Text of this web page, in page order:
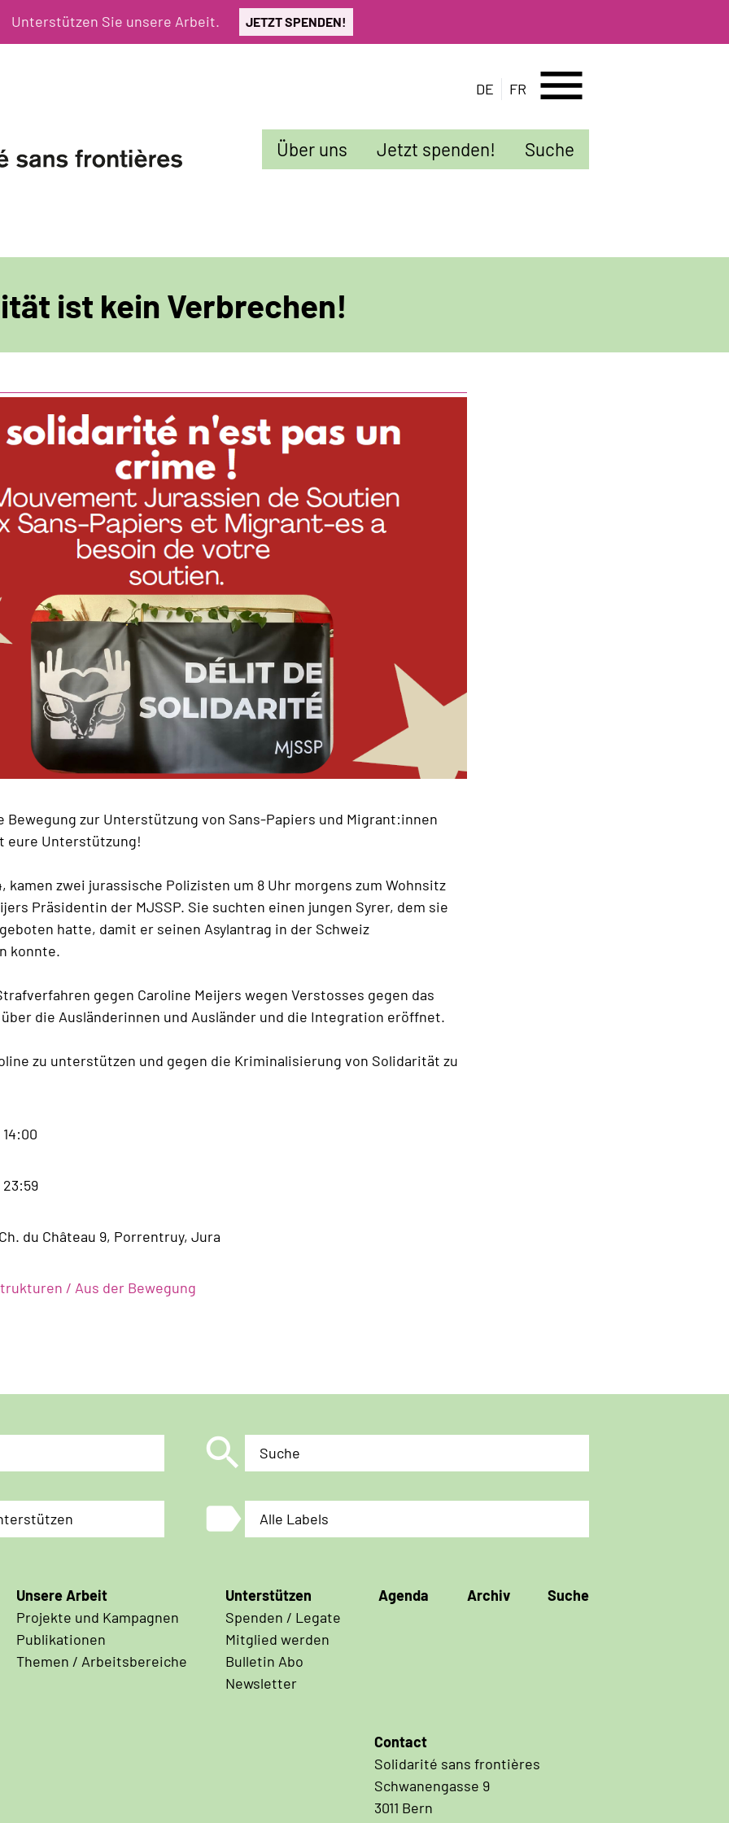
Unterstützen Sie unsere Arbeit. JETZT SPENDEN!
DE FR menu
Sekundarmenü
Über uns Jetzt spenden! Suche
ist kein Verbrechen!
Bewegung zur Unterstützung von Sans-Papiers und Migrant:innen
eure Unterstützung!
kamen zwei jurassische Polizisten um 8 Uhr morgens zum Wohnsitz
Präsidentin der MJSSP. Sie suchten einen jungen Syrer, dem sie
hatte, damit er seinen Asylantrag in der Schweiz
konnte.
gegen Caroline Meijers wegen Verstosses gegen das
die Ausländerinnen und Ausländer und die Integration eröffnet.
zu unterstützen und gegen die Kriminalisierung von Solidarität zu
du Château 9, Porrentruy, Jura
/ Aus der Bewegung
search Suche
label Alle Labels
Unsere Arbeit
Projekte und Kampagnen
Publikationen
Themen / Arbeitsbereiche
Unterstützen
Spenden / Legate
Mitglied werden
Bulletin Abo
Newsletter
Agenda Archiv Suche
Contact
Solidarité sans frontières
Schwanengasse 9
3011 Bern